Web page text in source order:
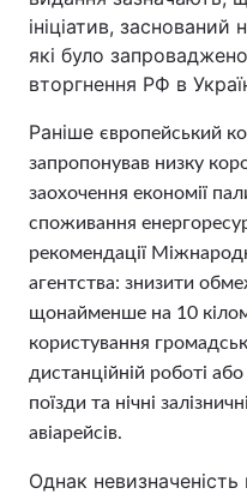
ініціатив,
які було
вторгнення РФ в
Раніше європейський
запропонував низку
заохочення економії
споживання
рекомендації
агентства: знизити
щонайменше на 10
користування
дистанційній роботі
поїзди та нічні
авіарейсів.
Однак